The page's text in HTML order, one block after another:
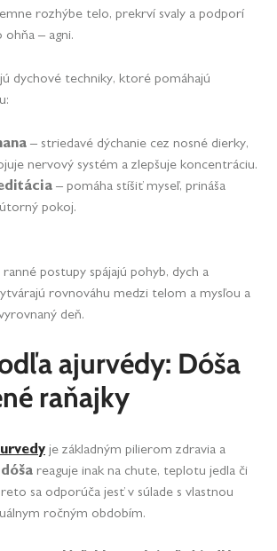
rozhýbe telo, prekrví svaly a podporí
– agni.
dychové techniky, ktoré pomáhajú
– striedavé dýchanie cez nosné dierky,
nervový systém a zlepšuje koncentráciu.
– pomáha stíšiť myseľ, prináša
pokoj.
postupy spájajú pohyb, dych a
rovnováhu medzi telom a mysľou a
deň.
ajurvédy: Dóša
raňajky
je základným pilierom zdravia a
dóša reaguje inak na chute, teplotu jedla či
sa odporúča jesť v súlade s vlastnou
ročným obdobím.